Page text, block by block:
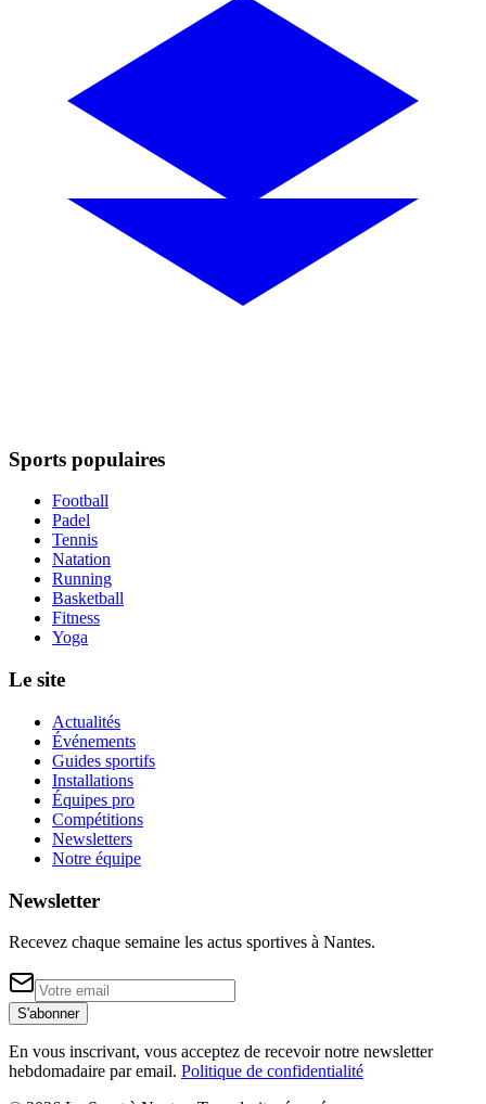
Sports populaires
Football
Padel
Tennis
Natation
Running
Basketball
Fitness
Yoga
Le site
Actualités
Événements
Guides sportifs
Installations
Équipes pro
Compétitions
Newsletters
Notre équipe
Newsletter
Recevez chaque semaine les actus sportives à Nantes.
S'abonner
En vous inscrivant, vous acceptez de recevoir notre newsletter
hebdomadaire par email. Politique de confidentialité